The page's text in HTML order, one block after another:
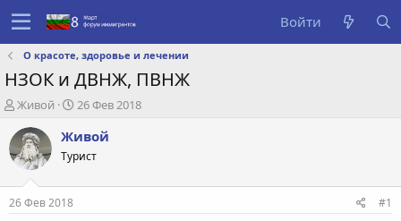
Войти
О красоте, здоровье и лечении
НЗОК и ДВНЖ, ПВНЖ
А
т
о
р
т
е
Живой
Д
т
а
о
26 Фев 2018
Живой
Турист
26 Фев 2018 #1